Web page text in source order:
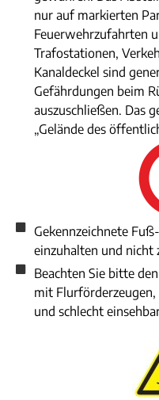
nur auf markierten
Feuerwehrzufahrten
Trafostationen,
Kanaldeckel sind
Gefährdungen beim
auszuschließen. Das
„Gelände des
Gekennzeichnete
einzuhalten und nicht
Beachten Sie bitte
mit Flurförderzeugen,
und schlecht